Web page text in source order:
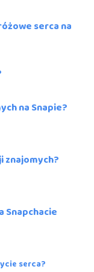
serca na
na Snapie?
znajomych?
Snapchacie
serca?